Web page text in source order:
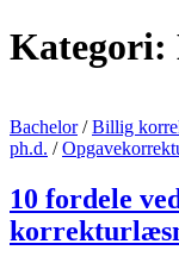
Kategori:
Bachelor/Billig
ph.d. /
10 fordele